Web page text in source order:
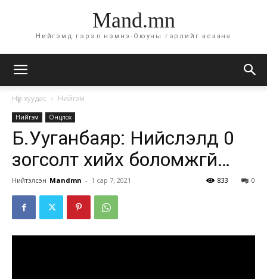
Mand.mn
Нийгэмд гэрэл нэмнэ-Оюуны гэрлийг асаана
Нүүр хуудас Нийгэм
Нийгэм Онцлох
Б.Ууганбаяр: Нийслэлд 0
зогсолт хийх боломжгүй…
Нийтэлсэн Mandmn - 1 сар 7, 2021 0
833